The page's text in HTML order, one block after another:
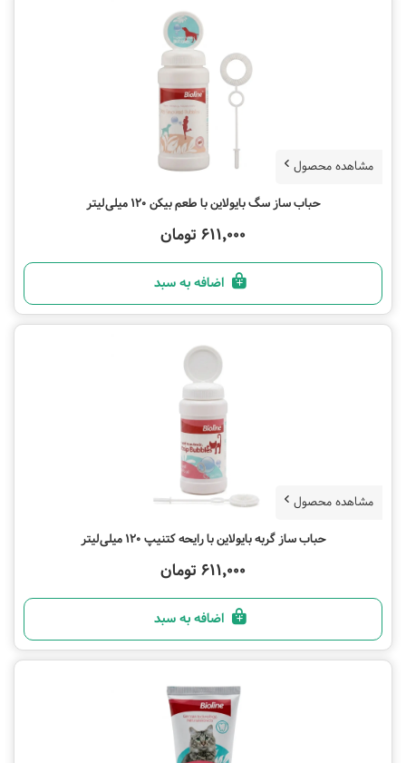
مشاهده محصول
حباب ساز سگ بایولاین با طعم بیکن 120 میلی‌لیتر
611,000 تومان
اضافه به سبد
مشاهده محصول
حباب ساز گربه بایولاین با رایحه کتنیپ 120 میلی‌لیتر
611,000 تومان
اضافه به سبد